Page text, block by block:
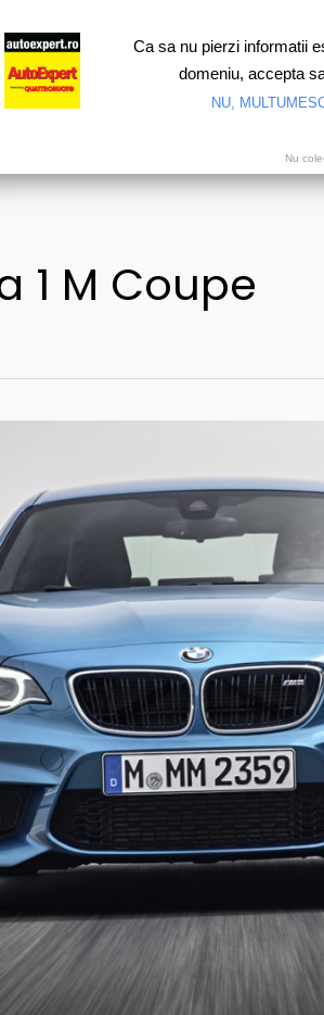
Test drive Motorsport
1 M Coupe
Ca sa nu pierzi informatii
domeniu, accepta
NU,
Nu